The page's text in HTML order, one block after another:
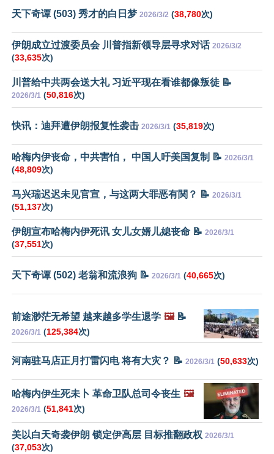
天下奇谭 (503) 秀才的白日梦 2026/3/2 (38,780次)
伊朗成立过渡委员会 川普指新领导层寻求对话 2026/3/2
(33,635次)
川普给中共两会送大礼 习近平现在看谁都像叛徒 📝
2026/3/1 (50,816次)
快讯：迪拜遭伊朗报复性袭击 2026/3/1 (35,819次)
哈梅内伊丧命，中共害怕， 中国人吁美国复制 📝 2026/3/1
(48,809次)
马兴瑞迟迟未见官宣，与这两大罪恶有関？ 📝 2026/3/1
(51,137次)
伊朗宣布哈梅内伊死讯 女儿女婿儿媳丧命 📝 2026/3/1
(37,551次)
天下奇谭 (502) 老翁和流浪狗 📝 2026/3/1 (40,665次)
前途渺茫无希望 越来越多学生退学 🖼️📝
2026/3/1 (125,384次)
河南驻马店正月打雷闪电 将有大灾？ 📝 2026/3/1 (50,633次)
哈梅内伊生死未卜 革命卫队总司令丧生 🖼️
2026/3/1 (51,841次)
美以白天奇袭伊朗 锁定伊高层 目标推翻政权 2026/3/1
(37,053次)